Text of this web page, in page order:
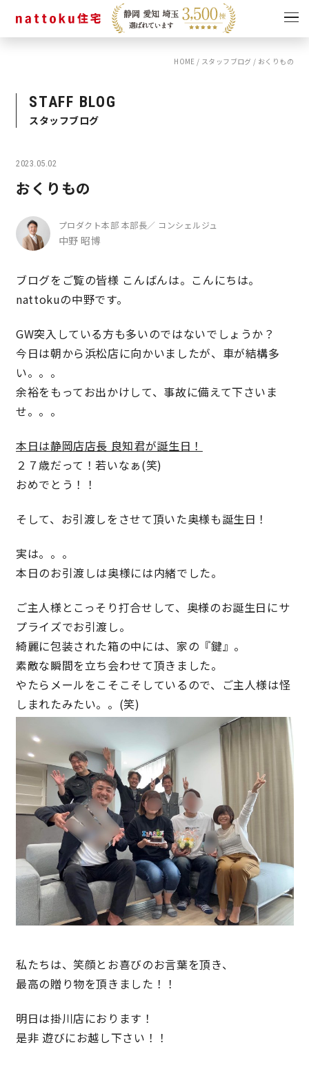
キャンペーン
ショールーム
スタッフブログ
営業時間／10:00～20:00 定休日／年末年始
OWNER’S SITE オーナーズサイト
nattoku住宅 10のこだわり
理想の暮らしを引き出すデザイン力
家具まで標準仕様の空間コーディネート
耐震等級3 & 許容応力度計算 全棟標準
徹底したコストダウンの追求
頑丈で長持ちの外壁
2030年の省エネ基準住宅
100年点検住宅
生涯続く安心のアフターフォロー
ラインナップ
HOME / スタッフブログ / おくりもの
STAFF BLOG
スタッフブログ
2023.05.02
おくりもの
プロダクト本部 本部長／ コンシェルジュ
中野 昭博
ブログをご覧の皆様 こんばんは。こんにちは。
nattokuの中野です。
GW突入している方も多いのではないでしょうか？
今日は朝から浜松店に向かいましたが、車が結構多
い。。。
余裕をもってお出かけして、事故に備えて下さいま
せ。。。
本日は静岡店店長 良知君が誕生日！
２７歳だって！若いなぁ(笑)
おめでとう！！
そして、お引渡しをさせて頂いた奥様も誕生日！
実は。。。
本日のお引渡しは奥様には内緒でした。
ご主人様とこっそり打合せして、奥様のお誕生日にサ
プライズでお引渡し。
綺麗に包装された箱の中には、家の『鍵』。
素敵な瞬間を立ち会わせて頂きました。
やたらメールをこそこそしているので、ご主人様は怪
しまれたみたい。。(笑)
私たちは、笑顔とお喜びのお言葉を頂き、
最高の贈り物を頂きました！！
明日は掛川店におります！
是非 遊びにお越し下さい！！